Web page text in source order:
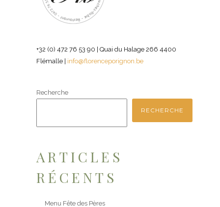
+32 (0) 472 76 53 90 | Quai du Halage 266 4400
Flémalle | info@florenceporignon.be
Recherche
RECHERCHE
ARTICLES
RÉCENTS
Menu Fête des Pères